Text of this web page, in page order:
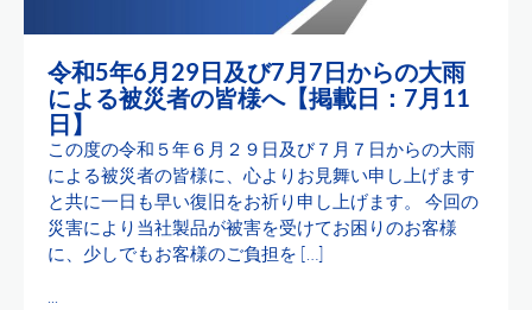
令和5年6月29日及び7月7日からの大雨
による被災者の皆様へ【掲載日：7月11
日】
この度の令和５年６月２９日及び７月７日からの大雨
による被災者の皆様に、心よりお見舞い申し上げます
と共に一日も早い復旧をお祈り申し上げます。 今回の
災害により当社製品が被害を受けてお困りのお客様
に、少しでもお客様のご負担を […]
...